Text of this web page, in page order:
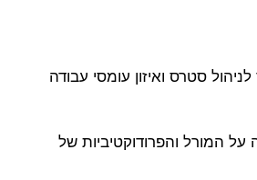
סטרס ואיזון עומסי עבודה
המורל והפרודוקטיביות של